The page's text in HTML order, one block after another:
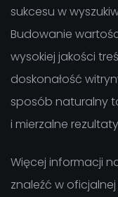
sukcesu w
Budowanie
wysokiej jakości
doskonałość
sposób naturalny
i mierzalne
Więcej informacji
znaleźć w